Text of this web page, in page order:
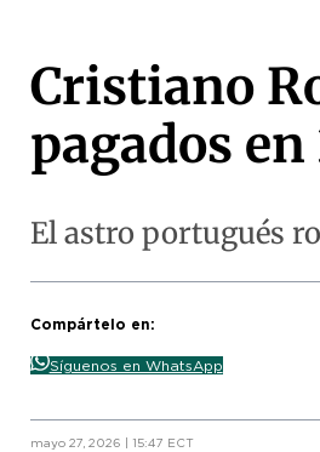
Cristiano
pagados en
El astro portugués
Compártelo en:
Síguenos en WhatsApp
mayo 27, 2026 | 15:47 ECT